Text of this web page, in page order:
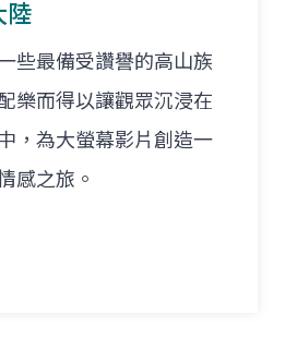
陸
些最備受讚譽的高山族
樂而得以讓觀眾沉浸在
，為大螢幕影片創造一
感之旅。